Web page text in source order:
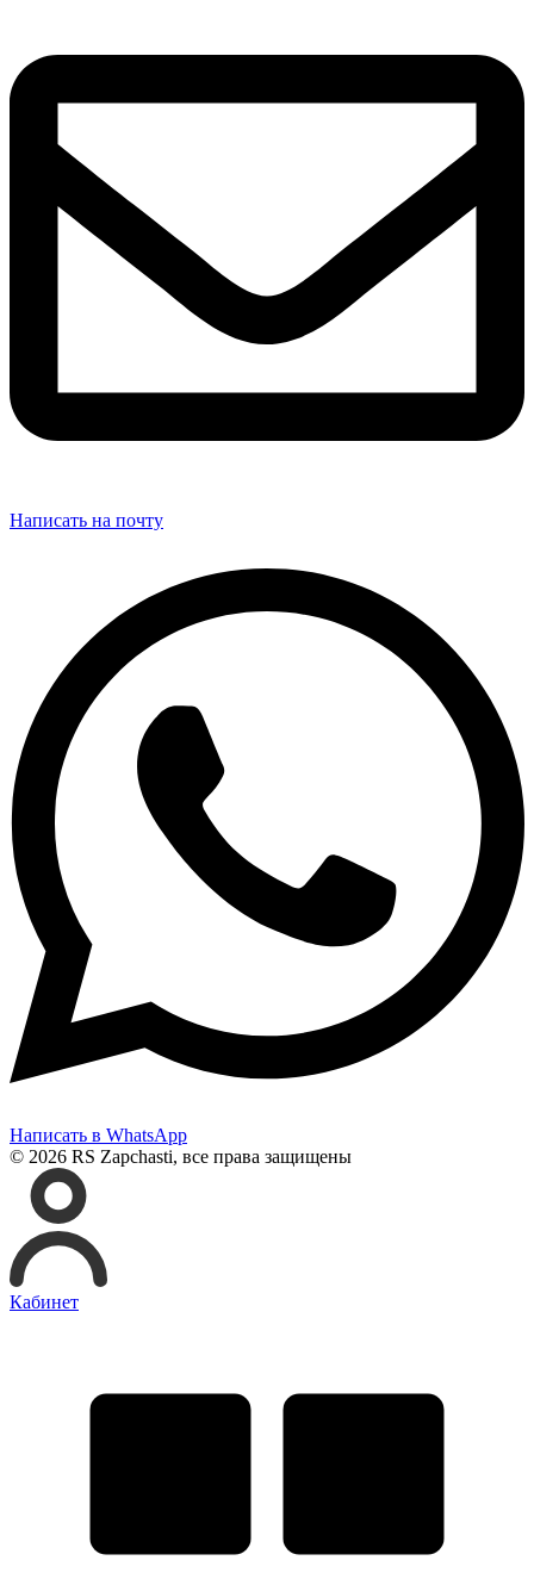
Написать на почту
Написать в WhatsApp
© 2026 RS Zapchasti, все права защищены
Кабинет